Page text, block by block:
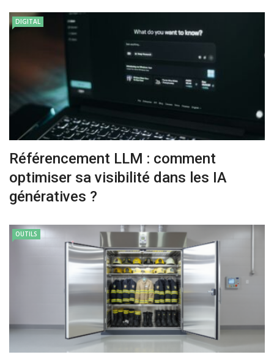
DIGITAL
Référencement LLM : comment
optimiser sa visibilité dans les IA
génératives ?
OUTILS